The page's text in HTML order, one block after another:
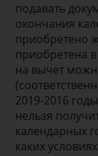
подавать
окончания
приобретено
приобретена
на вычет
2019-2016
нельзя
календарных
каких